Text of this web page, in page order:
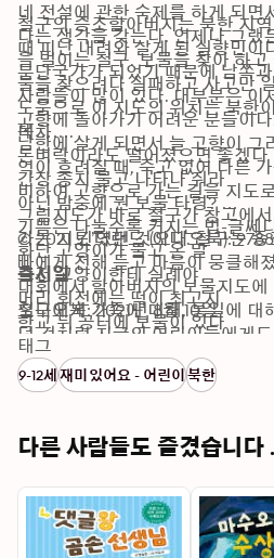
네 전설에 관한 숙제를 하게 되면
다는 생각을 갖는다. 언제나 그랬
을 벌이는 철구. 보물을 찾아 하
물을 찾으려다 실패하고 사고만
도움으로 이 지도의 위치는 북한
데…….
철구의 증조할아버지는 북한 지
때 피난 내려와 살게 된 실향민이
분단국가가 되었기 때문에 남쪽
사람들이 많이 있다. 대부분은 이
고향에 돌아가기 어려운 분들이
남한에 살게 되면서 늘 고향이 그
억이 흐려질 때, 죽고 없어 다른
비하여 고향으로 가는 길을 지도
그림지도가 바로 철구가 창고에
가는 지도’였던 것이다. 철구는
빠에게 전해 듣고 마음이 뭉클해
대회에서 할아버지의 보물지도
철구에게 가족에 대해, 통일에 대
던 것처럼 지금의 어린이들에게
를 바란다고 작가는 전하고 있다.
이나 남한과 북한의 이야기는 옛
목차
돈벼락이라도 떨어졌으면 좋겠다
간장 종지 물고 나타나 줘라
아닌 밤중에 뭔 보물 타령?
기쁨은 나눌수록 커지는 법-글쎄
화난 고양이가 물고 온 말
그건 고양이한테 실례야
머리 회전에는 떡이 최고지
학교 뒤 공터에 보물이 있다
비밀스러운 일을 하기에는 썩 좋
고양이와 인터넷 검색
신포로 가는 지도
작가의 말
© 2021 킨더랜드 (오디오북):
출시일
오디오북: 2021년 8월 10일
태그
9-12세재미있어요 - 어린이북한
다른 사람들도 즐겼습니다